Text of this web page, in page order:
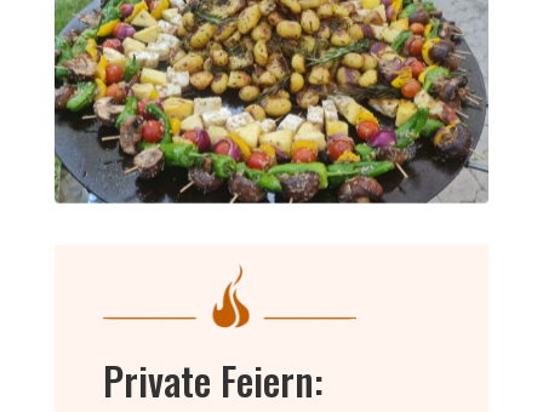
Private Feiern: